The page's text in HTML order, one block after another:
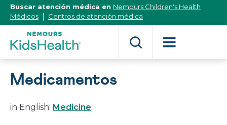
[Skip
Content]
Buscar atención médica en Nemours Children's Health
Médicos
Centros de atención médica
Medicamentos
in English: Medicine